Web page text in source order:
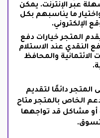
عبر الإنترنت. يمكن
ما يناسبهم بكل
الإلكتروني.
المتجر خيارات دفع
النقدي عند الاستلام
الائتمانية والمحافظ
المتجر دائمًا لتقديم
الخاص بالمتجر متاح
مشاكل قد تواجهها